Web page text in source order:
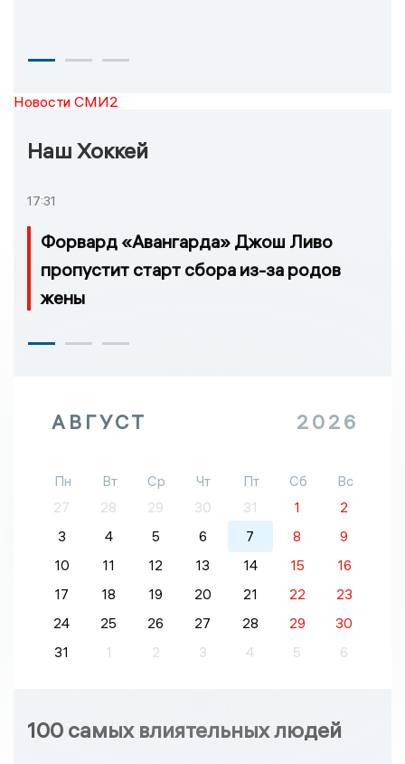
Новости СМИ2
Наш Хоккей
17:31
Форвард «Авангарда» Джош Ливо
пропустит старт сбора из-за родов
жены
АВГУСТ 2026
Пн Вт Ср Чт Пт Сб
Вс
27
28 29 30 31 1
2
3
4 5 6 7 8
9
10
11 12 13 14 15
16
17
18 19 20 21 22
23
24
25 26 27 28 29
30
31
1 2 3 4 5 6
100 самых влиятельных людей